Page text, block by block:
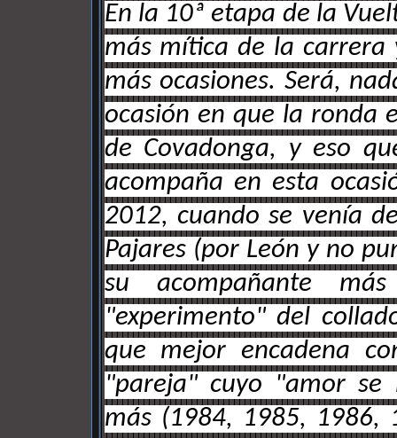
En la 10ª etapa de la
más mítica de la
más ocasiones. Será,
ocasión en que la ronda
de Covadonga, y eso
acompaña en esta
2012, cuando se venía
Pajares (por León y no
su acompañante
"experimento" del
que mejor encadena
"pareja" cuyo "amor se
más (1984, 1985, 1986,